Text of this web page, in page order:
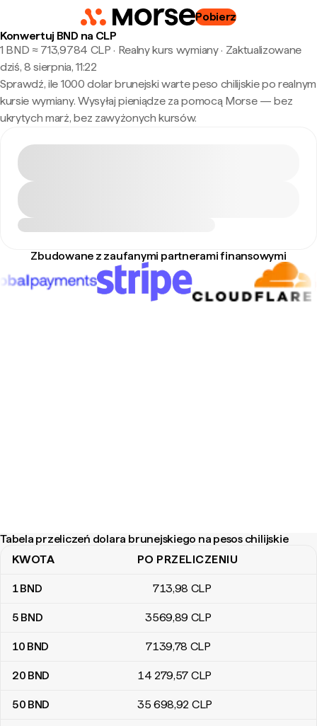
Pobierz
Konwertuj BND na CLP
1 BND ≈ 713,9784 CLP · Realny kurs wymiany· Zaktualizowane
dziś, 8 sierpnia, 11:22
Sprawdź, ile 1000 dolar brunejski warte peso chilijskie po realnym
kursie wymiany. Wysyłaj pieniądze za pomocą Morse — bez
ukrytych marż, bez zawyżonych kursów.
Zbudowane z zaufanymi partnerami finansowymi
Tabela przeliczeń dolara brunejskiego na pesos chilijskie
Tabela przeliczeń dolara brunejskiego na pesos chilijskie
KWOTA PO PRZELICZENIU
1BND 713,98 CLP
5 BND 3569,89 CLP
10 BND 7139,78 CLP
20 BND 14 279,57 CLP
50 BND 35 698,92 CLP